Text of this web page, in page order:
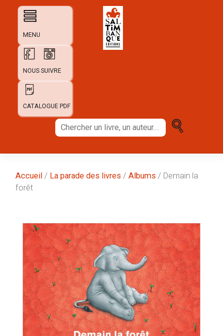
MENU
NOUS SUIVRE
CATALOGUE PDF
Chercher
un
auteur...
Accueil / La parade des livres /Albums / Demain la
forêt